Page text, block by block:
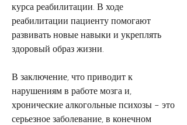
курса реабилитации. В ходе
реабилитации пациенту помогают
развивать новые навыки и укреплять
здоровый образ жизни.
В заключение, что приводит к
нарушениям в работе мозга и,
хронические алкогольные психозы – это
серьезное заболевание, в конечном